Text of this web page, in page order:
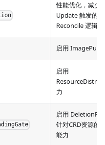
性能优化，减少
Update 触发的
Reconcile 逻辑
启用
启用
力
启用
针对CRD资源的
能力